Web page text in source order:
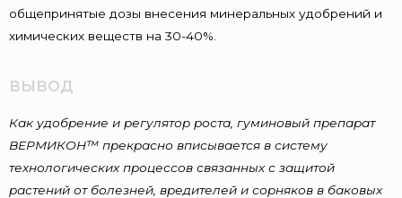
общепринятые дозы внесения минеральных удобрений и
химических веществ на 30-40%.
ВЫВОД
Как удобрение и регулятор роста, гуминовый препарат
ВЕРМИКОН™ прекрасно вписывается в систему
технологических процессов связанных с защитой
растений от болезней, вредителей и сорняков в баковых